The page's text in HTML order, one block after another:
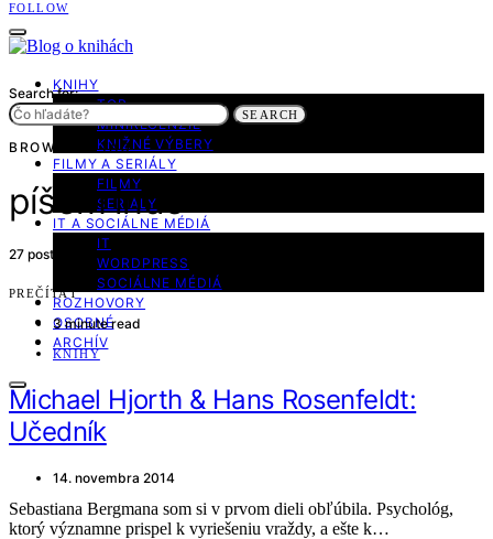
FOLLOW
KNIHY
TOP
MINIRECENZIE
KNIŽNÉ VÝBERY
FILMY A SERIÁLY
FILMY
SERIÁLY
IT A SOCIÁLNE MÉDIÁ
IT
WORDPRESS
SOCIÁLNE MÉDIÁ
ROZHOVORY
OSOBNÉ
ARCHÍV
Search for:
SEARCH
BROWSING TAG
píšem inde
27 posts
PREČÍTAŤ
3 minute read
KNIHY
Michael Hjorth & Hans Rosenfeldt:
Učedník
14. novembra 2014
Sebastiana Bergmana som si v prvom dieli obľúbila. Psychológ,
ktorý významne prispel k vyriešeniu vraždy, a ešte k…